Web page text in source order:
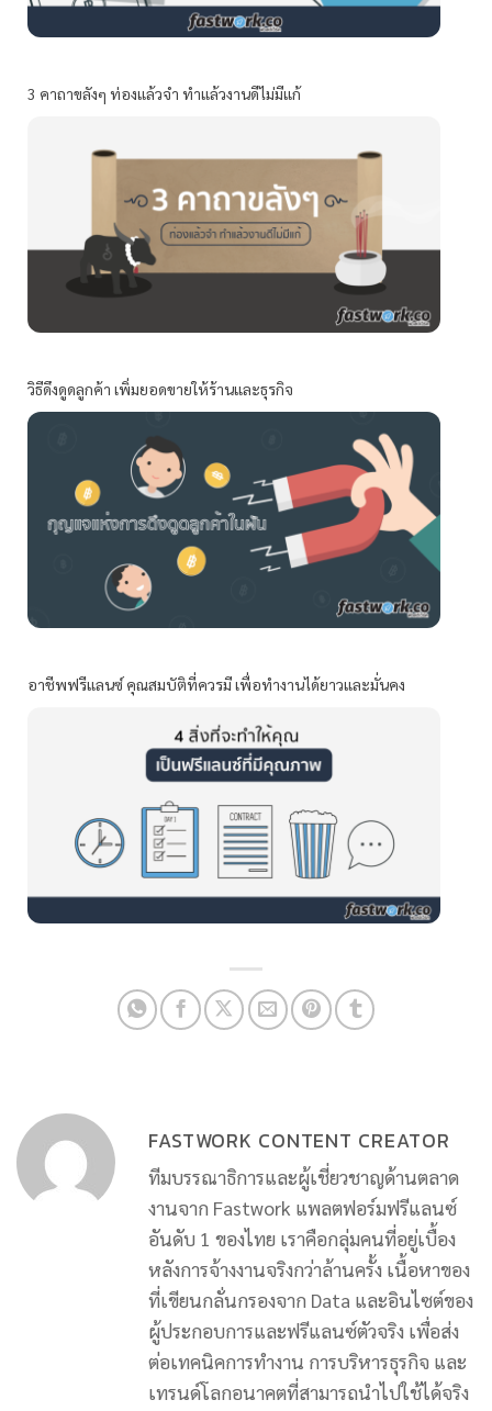
3 คาถาขลังๆ ท่องแล้วจำ ทำแล้วงานดีไม่มีแก้
วิธีดึงดูดลูกค้า เพิ่มยอดขายให้ร้านและธุรกิจ
อาชีพฟรีแลนซ์ คุณสมบัติที่ควรมี เพื่อทำงานได้ยาวและมั่นคง
FASTWORK CONTENT CREATOR
ทีมบรรณาธิการและผู้เชี่ยวชาญด้านตลาด
งานจาก Fastwork แพลตฟอร์มฟรีแลนซ์
อันดับ 1 ของไทย เราคือกลุ่มคนที่อยู่เบื้อง
หลังการจ้างงานจริงกว่าล้านครั้ง เนื้อหาของ
ที่เขียนกลั่นกรองจาก Data และอินไซต์ของ
ผู้ประกอบการและฟรีแลนซ์ตัวจริง เพื่อส่ง
ต่อเทคนิคการทำงาน การบริหารธุรกิจ และ
เทรนด์โลกอนาคตที่สามารถนำไปใช้ได้จริง